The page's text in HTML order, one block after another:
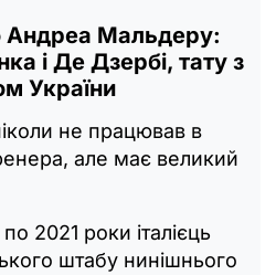
Андреа Мальдеру:
і Де Дзербі, тату з
України
не працював в
але має великий
2021 роки італієць
штабу нинішнього